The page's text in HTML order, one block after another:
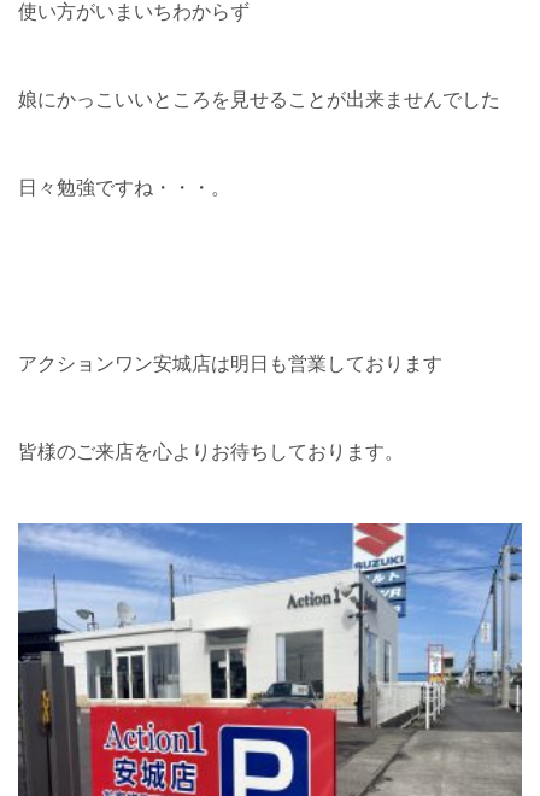
使い方がいまいちわからず
娘にかっこいいところを見せることが出来ませんでした
日々勉強ですね・・・。
アクションワン安城店は明日も営業しております
皆様のご来店を心よりお待ちしております。